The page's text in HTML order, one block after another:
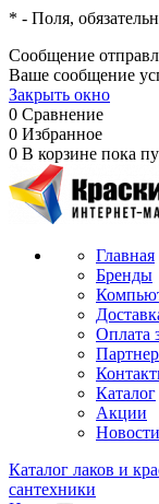
* - Поля,
Сообщение
Ваше сообщение
Закрыть окно
0 Сравнение
0 Избранное
0 В корзине пока
Главная
Бренды
Оплата
Каталог
Акции
Новости
Каталог лаков и
сантехники